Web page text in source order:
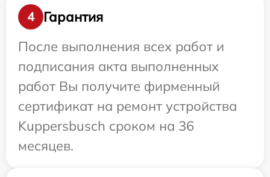
4
Гарантия
После выполнения всех работ и
подписания акта выполненных
работ Вы получите фирменный
сертификат на ремонт устройства
Kuppersbusch сроком на 36
месяцев.